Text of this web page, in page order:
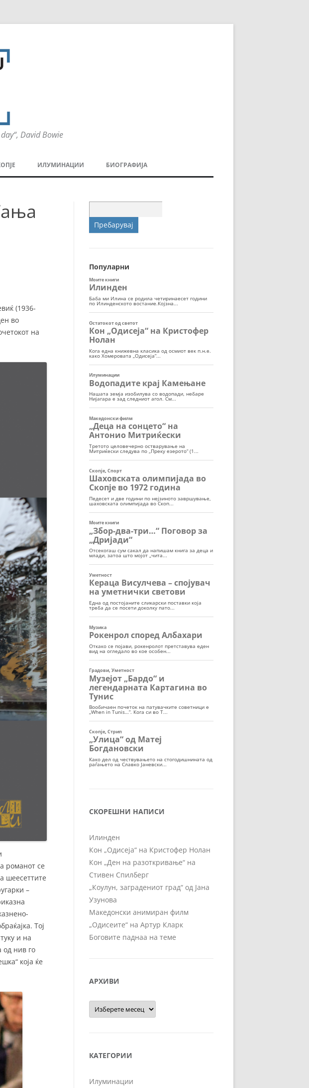
David Bowie
ИЛУМИНАЦИИ
СПОРТ
БИОГРАФИЈА
(1936-
во
на
романот се
шеесеттите
–
Тој
и на
од нив го
која ќе
за:
Популарни
СКОРЕШНИ НАПИСИ
Илинден
Кон „Одисеја“ на Кристофер Нолан
Кон „Ден на разоткривање“ на
Стивен Спилберг
„Коулун, заградениот град“ од Јана
Узунова
Македонски анимиран филм
„Одисеите“ на Артур Кларк
Боговите паднаа на теме
АРХИВИ
Архиви
КАТЕГОРИИ
Илуминации